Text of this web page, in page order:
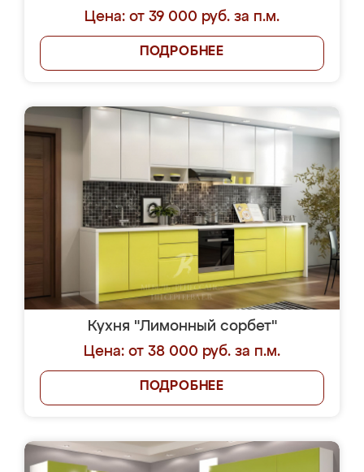
Цена: от 39 000 руб. за п.м.
ПОДРОБНЕЕ
Кухня "Лимонный сорбет"
Цена: от 38 000 руб. за п.м.
ПОДРОБНЕЕ